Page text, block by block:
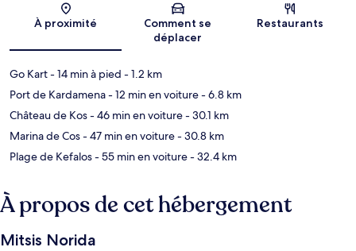
Carte
À proximité
Comment se
déplacer
Restaurants
Go Kart- 14 min à pied - 1.2 km
Port de Kardamena- 12 min en voiture- 6.8 km
Château de Kos- 46 min en voiture- 30.1 km
Marina de Cos- 47 min en voiture- 30.8 km
Plage de Kefalos- 55 min en voiture- 32.4 km
À propos de cet hébergement
Mitsis Norida